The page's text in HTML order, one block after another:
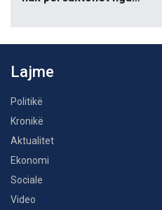
Lajme
Politikë
Kronikë
Aktualitet
Ekonomi
Sociale
Video